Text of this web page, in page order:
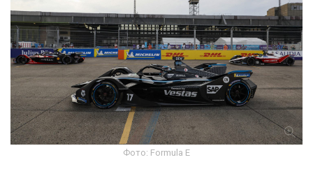
Фото: Formula E